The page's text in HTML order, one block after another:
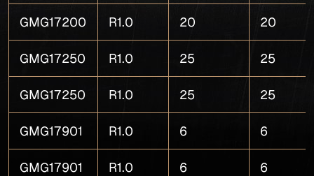
GMG17200 R1.0 20 20
GMG17250 R1.0 25 25
GMG17250 R1.0 25 25
GMG17901 R1.0 6 6
GMG17901 R1.0 6 6